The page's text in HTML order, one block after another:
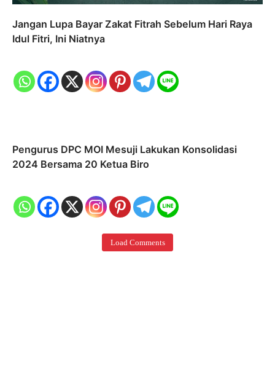
Jangan Lupa Bayar Zakat Fitrah Sebelum Hari Raya
Idul Fitri, Ini Niatnya
Pengurus DPC MOI Mesuji Lakukan Konsolidasi
2024 Bersama 20 Ketua Biro
Load Comments